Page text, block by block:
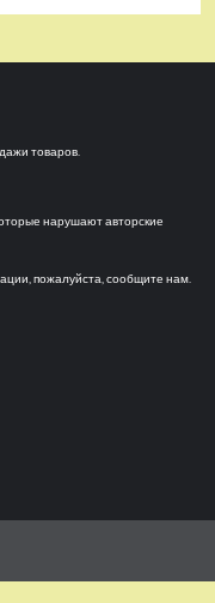
товаров.
нарушают авторские
пожалуйста, сообщите нам.